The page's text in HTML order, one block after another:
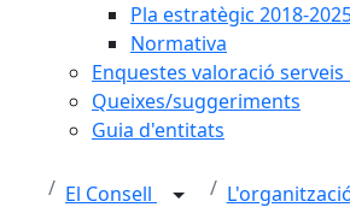
Pla estratègic 2018-
Normativa
Enquestes valoració
Queixes/suggeriments
Guia d'entitats
El Consell